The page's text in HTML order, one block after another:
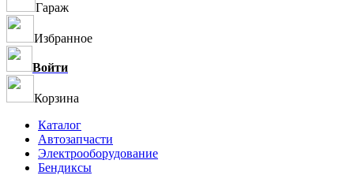
Гараж
Избранное
Войти
Корзина
Каталог
Автозапчасти
Электрооборудование
Бендиксы